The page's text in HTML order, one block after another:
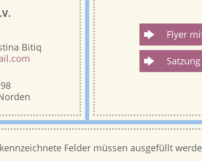
Bitiq
Flyer
Felder müssen ausgefüllt